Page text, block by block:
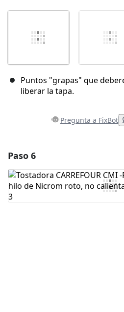
Puntos "grapas" que
liberar la tapa.
Pregunta a FixBot
Agregar Comentario
Paso 6